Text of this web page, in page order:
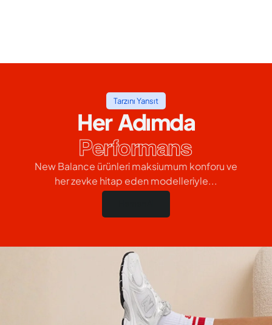
Tarzını Yansıt
Her Adımda
Performans
New Balance ürünleri maksiumum konforu ve
her zevke hitap eden modelleriyle...